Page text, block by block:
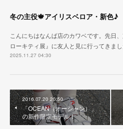
冬の主役🍁アイリスベロア・新色♪
こんにちはなんば店のカワベです。先日
ローキティ展』に友人と見に行ってきま
2025.11.27 04:30
2016.07.20 20:50
「OCEAN（オーシャン）」
の新作限定モデル！